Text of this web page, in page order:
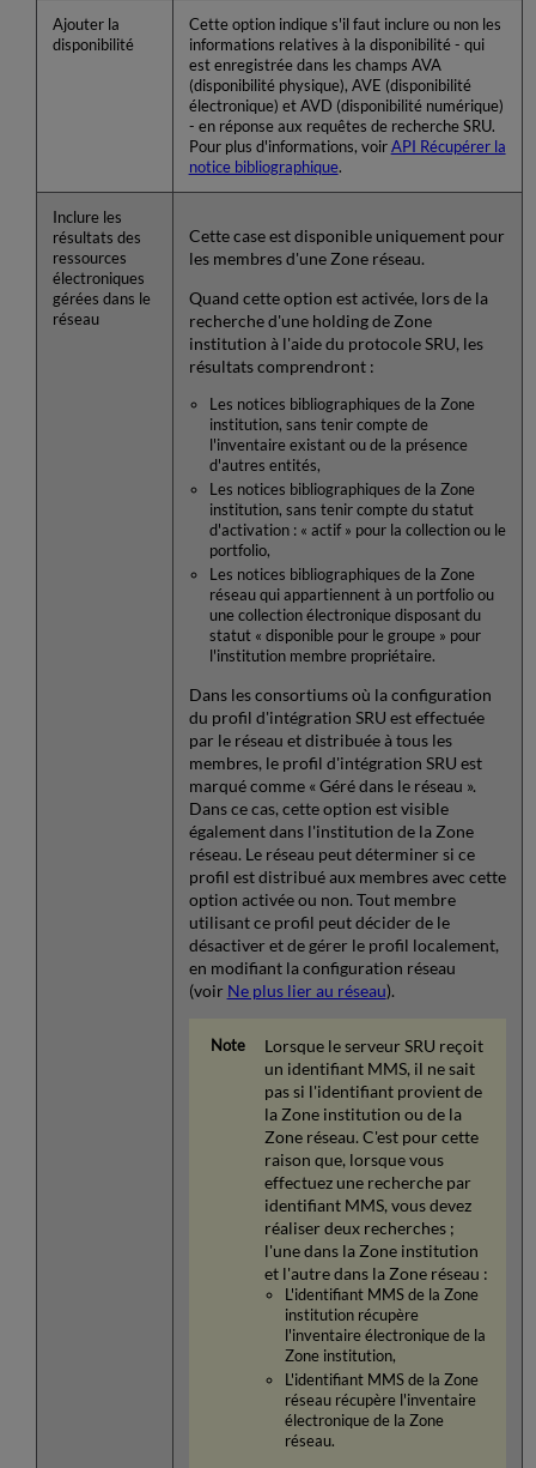
Ajouter la
disponibilité
Cette option indique s'il faut inclure ou non les
informations relatives à la disponibilité - qui
est enregistrée dans les champs AVA
(disponibilité physique), AVE (disponibilité
électronique) et AVD (disponibilité numérique)
- en réponse aux requêtes de recherche SRU.
Pour plus d'informations, voir API Récupérer la
notice bibliographique.
Inclure les
résultats des
ressources
électroniques
gérées dans le
réseau
Cette case est disponible uniquement pour
les membres d'une Zone réseau.
Quand cette option est activée, lors de la
recherche d'une holding de Zone
institution à l'aide du protocole SRU, les
résultats comprendront :
Les notices bibliographiques de la Zone
institution, sans tenir compte de
l'inventaire existant ou de la présence
d'autres entités,
Les notices bibliographiques de la Zone
institution, sans tenir compte du statut
d'activation : « actif » pour la collection ou le
portfolio,
Les notices bibliographiques de la Zone
réseau qui appartiennent à un portfolio ou
une collection électronique disposant du
statut « disponible pour le groupe » pour
l'institution membre propriétaire.
Dans les consortiums où la configuration
du profil d'intégration SRU est effectuée
par le réseau et distribuée à tous les
membres, le profil d'intégration SRU est
marqué comme « Géré dans le réseau ».
Dans ce cas, cette option est visible
également dans l'institution de la Zone
réseau. Le réseau peut déterminer si ce
profil est distribué aux membres avec cette
option activée ou non. Tout membre
utilisant ce profil peut décider de le
désactiver et de gérer le profil localement,
en modifiant la configuration réseau
(voir Ne plus lier au réseau).
Lorsque le serveur SRU reçoit
un identifiant MMS, il ne sait
pas si l'identifiant provient de
la Zone institution ou de la
Zone réseau. C'est pour cette
raison que, lorsque vous
effectuez une recherche par
identifiant MMS, vous devez
réaliser deux recherches ;
l'une dans la Zone institution
et l'autre dans la Zone réseau :
L'identifiant MMS de la Zone
institution récupère
l'inventaire électronique de la
Zone institution,
L'identifiant MMS de la Zone
réseau récupère l'inventaire
électronique de la Zone
réseau.